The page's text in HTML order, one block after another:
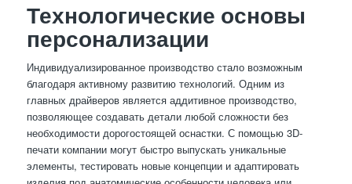
Технологические основы
персонализации
Индивидуализированное производство стало возможным
благодаря активному развитию технологий. Одним из
главных драйверов является аддитивное производство,
позволяющее создавать детали любой сложности без
необходимости дорогостоящей оснастки. С помощью 3D-
печати компании могут быстро выпускать уникальные
элементы, тестировать новые концепции и адаптировать